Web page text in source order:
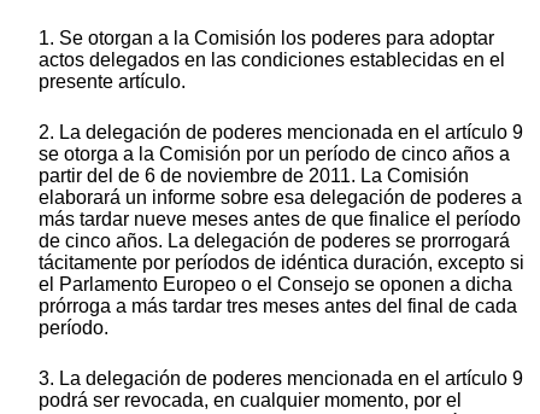
1. Se otorgan a la Comisión los poderes para adoptar
actos delegados en las condiciones establecidas en el
presente artículo.
2. La delegación de poderes mencionada en el artículo 9
se otorga a la Comisión por un período de cinco años a
partir del de 6 de noviembre de 2011. La Comisión
elaborará un informe sobre esa delegación de poderes a
más tardar nueve meses antes de que finalice el período
de cinco años. La delegación de poderes se prorrogará
tácitamente por períodos de idéntica duración, excepto si
el Parlamento Europeo o el Consejo se oponen a dicha
prórroga a más tardar tres meses antes del final de cada
período.
3. La delegación de poderes mencionada en el artículo 9
podrá ser revocada, en cualquier momento, por el